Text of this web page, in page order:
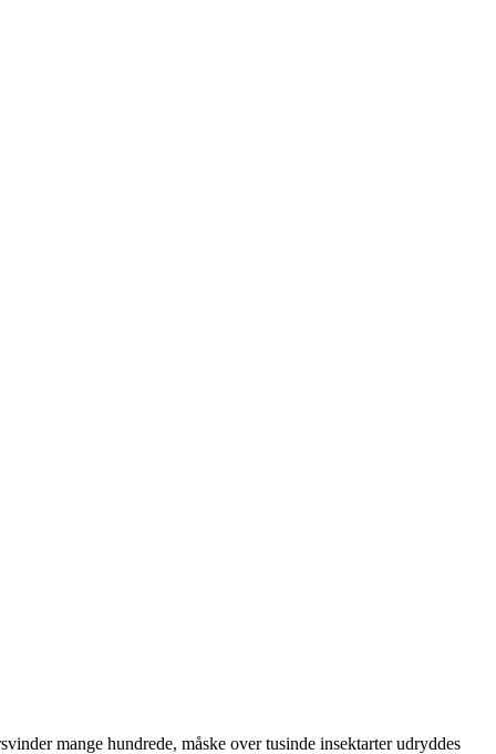
mange hundrede, måske over tusinde insektarter udryddes